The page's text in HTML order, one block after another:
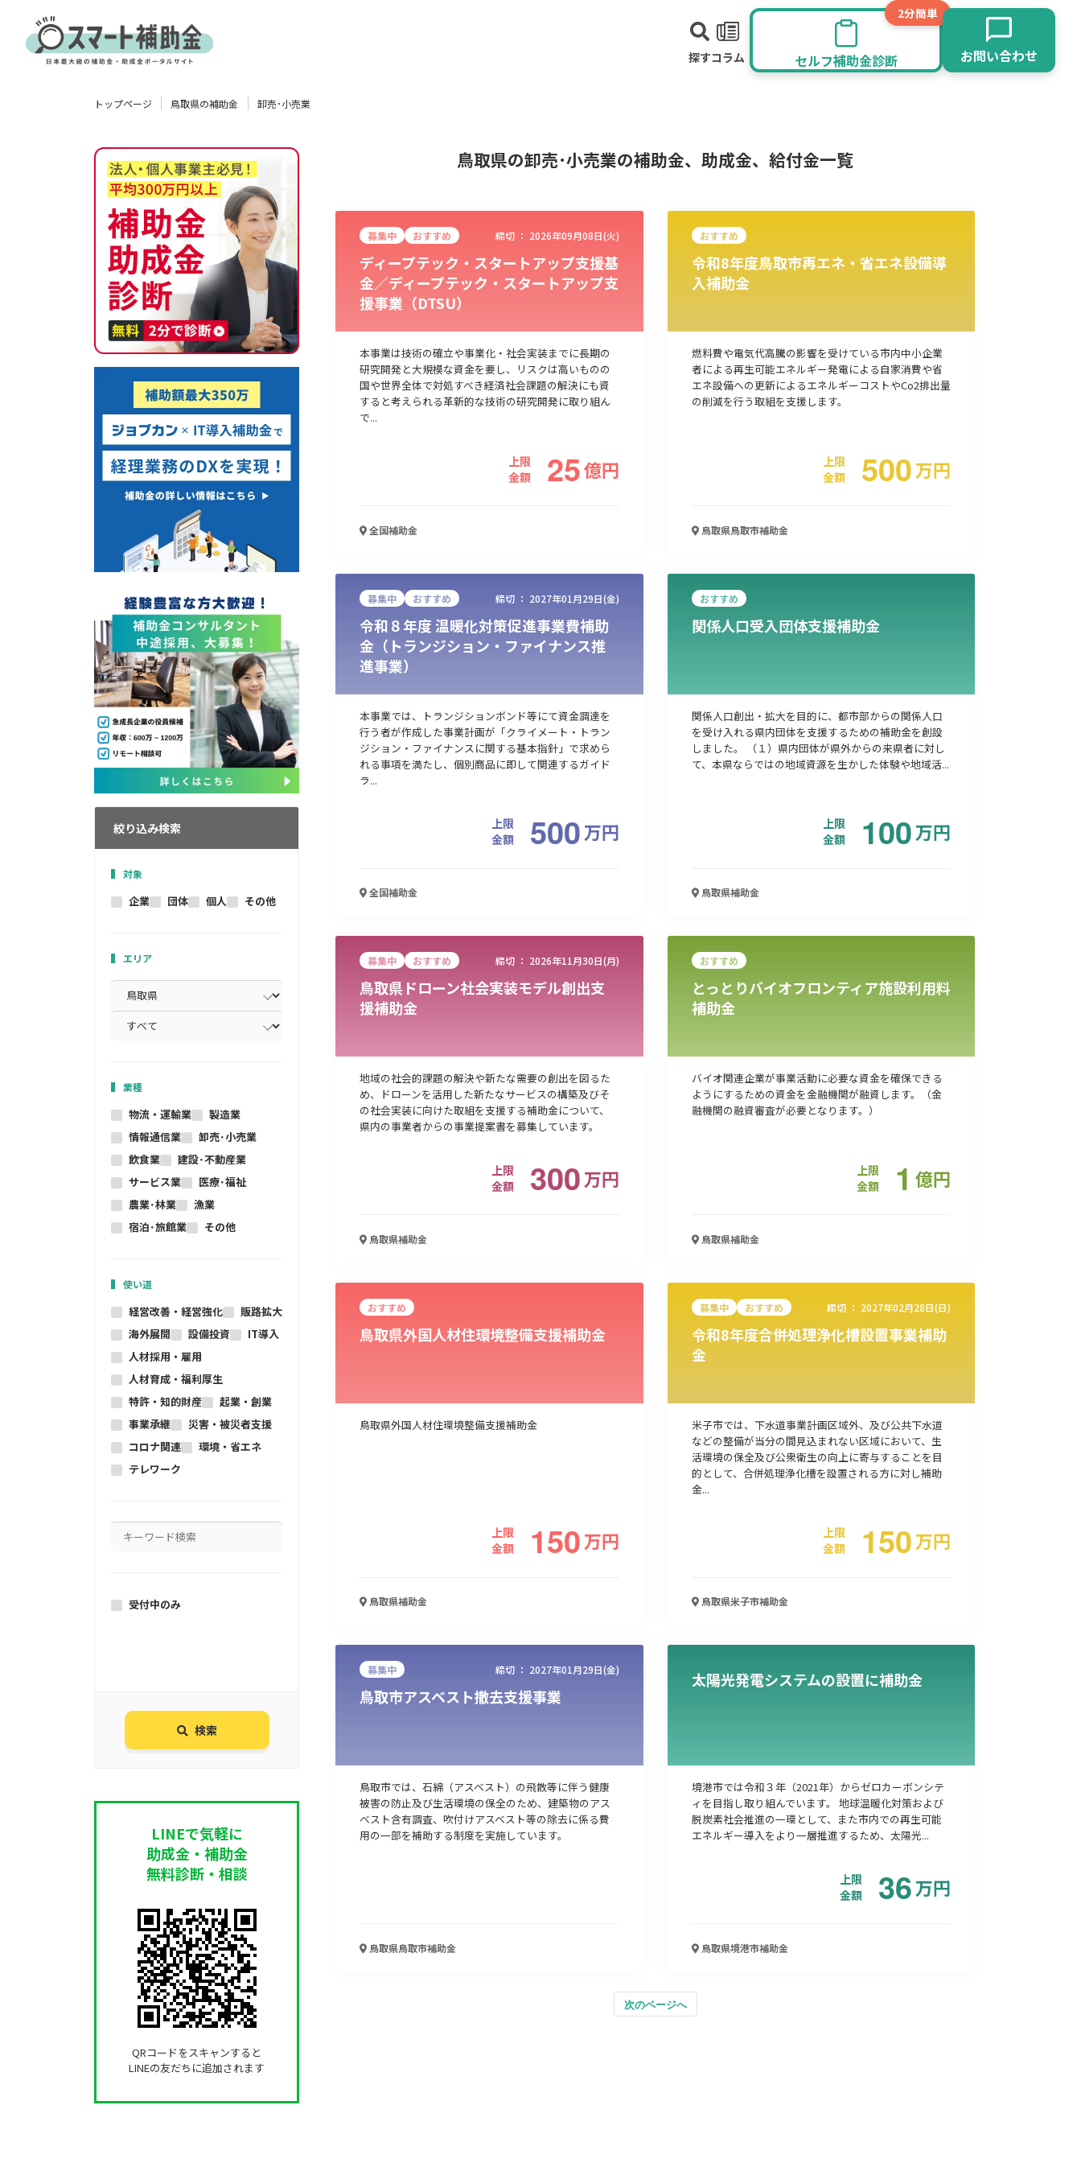
探すコラム
2分簡単
セルフ補助金診断 お問い合わせ
製造業 情報通信業 卸売･小売業
販路拡大 海外展開 人材採用・雇用 人材育成・福利厚生 特許・知的財産 起業・創業 事業承継 災害・被災者支援
検索
トップページ 鳥取県の補助金 卸売･小売業
絞り込み検索
対象
企業 団体 個人 その他
エリア
業種
物流・運輸業
製造業
情報通信業
卸売･小売業
飲食業
建設･不動産業
サービス業
医療･福祉
農業･林業
漁業
宿泊･旅館業
その他
使い道
経営改善・経営強化
販路拡大
海外展開
設備投資
IT導入
人材採用・雇用
人材育成・福利厚生
特許・知的財産
起業・創業
事業承継
災害・被災者支援
コロナ関連
環境・省エネ
テレワーク
受付中のみ
検索
LINEで気軽に
助成金・補助金
無料診断・相談
QRコードをスキャンすると
LINEの友だちに追加されます
鳥取県の卸売･小売業の補助金、助成金、給付金一覧
募集中 おすすめ 締切 ： 2026年09月08日(火)
ディープテック・スタートアップ支援基
金／ディープテック・スタートアップ支
援事業（DTSU）
本事業は技術の確立や事業化・社会実装までに長期の
研究開発と大規模な資金を要し、リスクは高いものの
国や世界全体で対処すべき経済社会課題の解決にも資
すると考えられる革新的な技術の研究開発に取り組ん
で...
上限
金額
25億円
全国補助金
おすすめ
令和8年度鳥取市再エネ・省エネ設備導
入補助金
燃料費や電気代高騰の影響を受けている市内中小企業
者による再生可能エネルギー発電による自家消費や省
エネ設備への更新によるエネルギーコストやCo2排出量
の削減を行う取組を支援します。
上限
金額
500万円
鳥取県鳥取市補助金
募集中 おすすめ 締切 ： 2027年01月29日(金)
令和８年度 温暖化対策促進事業費補助
金（トランジション・ファイナンス推
進事業）
本事業では、トランジションボンド等にて資金調達を
行う者が作成した事業計画が「クライメート・トラン
ジション・ファイナンスに関する基本指針」で求めら
れる事項を満たし、個別商品に即して関連するガイド
ラ...
上限
金額
500万円
全国補助金
おすすめ
関係人口受入団体支援補助金
関係人口創出・拡大を目的に、都市部からの関係人口
を受け入れる県内団体を支援するための補助金を創設
しました。 （１）県内団体が県外からの来県者に対し
て、本県ならではの地域資源を生かした体験や地域活...
上限
金額
100万円
鳥取県補助金
募集中 おすすめ 締切 ： 2026年11月30日(月)
鳥取県ドローン社会実装モデル創出支
援補助金
地域の社会的課題の解決や新たな需要の創出を図るた
め、ドローンを活用した新たなサービスの構築及びそ
の社会実装に向けた取組を支援する補助金について、
県内の事業者からの事業提案書を募集しています。
上限
金額
300万円
鳥取県補助金
おすすめ
とっとりバイオフロンティア施設利用料
補助金
バイオ関連企業が事業活動に必要な資金を確保できる
ようにするための資金を金融機関が融資します。（金
融機関の融資審査が必要となります。）
上限
金額
1 億円
鳥取県補助金
おすすめ
鳥取県外国人材住環境整備支援補助金
鳥取県外国人材住環境整備支援補助金
上限
金額
150万円
鳥取県補助金
募集中 おすすめ 締切 ： 2027年02月28日(日)
令和8年度合併処理浄化槽設置事業補助
金
米子市では、下水道事業計画区域外、及び公共下水道
などの整備が当分の間見込まれない区域において、生
活環境の保全及び公衆衛生の向上に寄与することを目
的として、合併処理浄化槽を設置される方に対し補助
金...
上限
金額
150万円
鳥取県米子市補助金
募集中 締切 ： 2027年01月29日(金)
鳥取市アスベスト撤去支援事業
鳥取市では、石綿（アスベスト）の飛散等に伴う健康
被害の防止及び生活環境の保全のため、建築物のアス
ベスト含有調査、吹付けアスベスト等の除去に係る費
用の一部を補助する制度を実施しています。
鳥取県鳥取市補助金
太陽光発電システムの設置に補助金
境港市では令和３年（2021年）からゼロカーボンシテ
ィを目指し取り組んでいます。 地球温暖化対策および
脱炭素社会推進の一環として、また市内での再生可能
エネルギー導入をより一層推進するため、太陽光...
上限
金額
36万円
鳥取県境港市補助金
次のページへ